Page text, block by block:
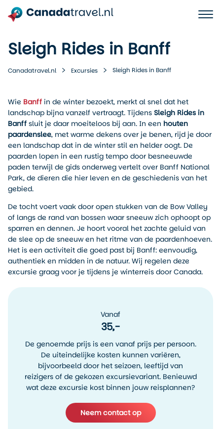
Sleigh Rides in Banff
Canadatravel.nl Excursies Sleigh Rides in Banff
Wie Banff in de winter bezoekt, merkt al snel dat het
landschap bijna vanzelf vertraagt. Tijdens Sleigh Rides in
Banff sluit je daar moeiteloos bij aan. In een houten
paardenslee, met warme dekens over je benen, rijd je door
een landschap dat in de winter stil en helder oogt. De
paarden lopen in een rustig tempo door besneeuwde
paden terwijl de gids onderweg vertelt over Banff National
Park, de dieren die hier leven en de geschiedenis van het
gebied.
De tocht voert vaak door open stukken van de Bow Valley
of langs de rand van bossen waar sneeuw zich ophoopt op
sparren en dennen. Je hoort vooral het zachte geluid van
de slee op de sneeuw en het ritme van de paardenhoeven.
Het is een activiteit die goed past bij Banff: eenvoudig,
authentiek en midden in de natuur. Wij regelen deze
excursie graag voor je tijdens je winterreis door Canada.
Vanaf
35,-
De genoemde prijs is een vanaf prijs per persoon.
De uiteindelijke kosten kunnen variëren,
bijvoorbeeld door het seizoen, leeftijd van
reizigers of de gekozen excursievariant. Benieuwd
wat deze excursie kost binnen jouw reisplannen?
Neem contact op